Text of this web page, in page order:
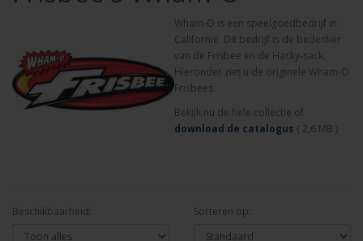
Wham-O is een speelgoedbedrijf in
Californië. Dit bedrijf is de bedenker
van de Frisbee en de Hacky-sack.
Hieronder ziet u de originele Wham-O
Frisbees.
Bekijk nu de hele collectie of
download de catalogus ( 2,6 MB )
Beschikbaarheid: Sorteren op: